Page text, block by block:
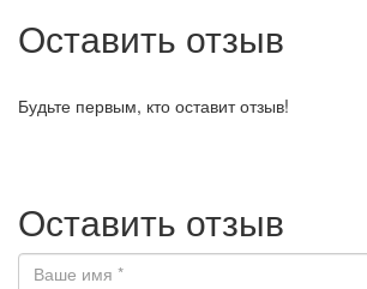
Оставить отзыв
Будьте первым, кто оставит отзыв!
Оставить отзыв